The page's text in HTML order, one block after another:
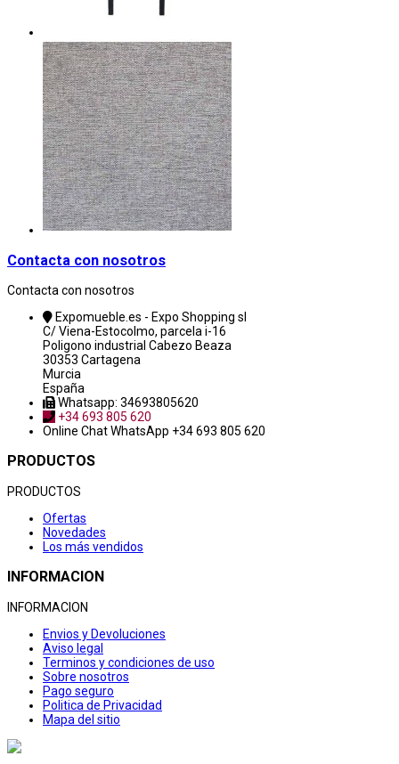
Contacta con nosotros
Contacta con nosotros
Expomueble.es - Expo Shopping sl
C/ Viena-Estocolmo, parcela i-16
Poligono industrial Cabezo Beaza
30353 Cartagena
Murcia
España
Whatsapp: 34693805620
+34 693 805 620
Online ChatWhatsApp +34 693 805 620
PRODUCTOS
PRODUCTOS
Ofertas
Novedades
Los más vendidos
INFORMACION
INFORMACION
Envios y Devoluciones
Aviso legal
Terminos y condiciones de uso
Sobre nosotros
Pago seguro
Politica de Privacidad
Mapa del sitio